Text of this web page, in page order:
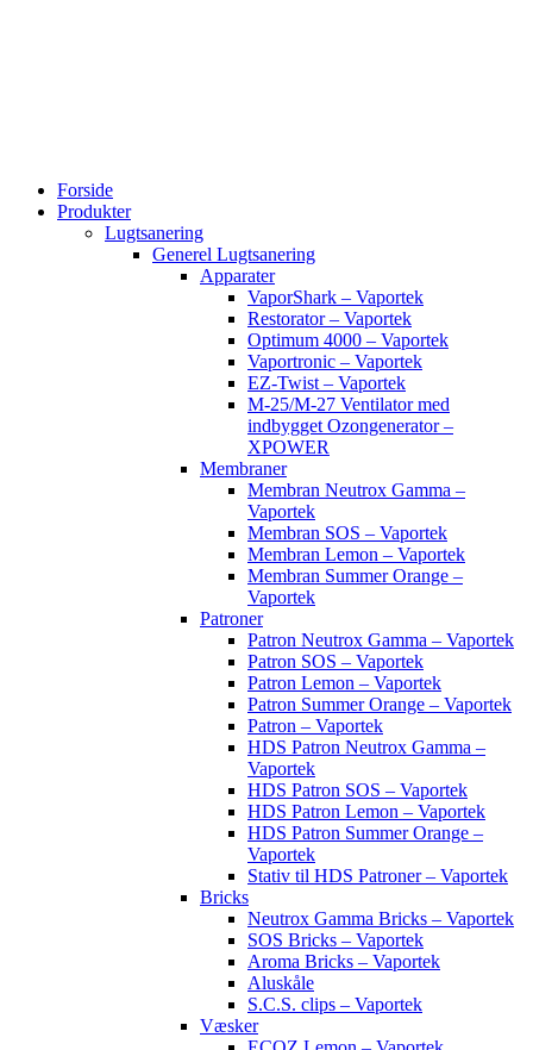
Forside
Produkter
Lugtsanering
Generel Lugtsanering
Apparater
VaporShark – Vaportek
Restorator – Vaportek
Optimum 4000 – Vaportek
Vaportronic – Vaportek
EZ-Twist – Vaportek
M-25/M-27 Ventilator med
indbygget Ozongenerator –
XPOWER
Membraner
Membran Neutrox Gamma –
Vaportek
Membran SOS – Vaportek
Membran Lemon – Vaportek
Membran Summer Orange –
Vaportek
Patroner
Patron Neutrox Gamma – Vaportek
Patron SOS – Vaportek
Patron Lemon – Vaportek
Patron Summer Orange – Vaportek
Patron – Vaportek
HDS Patron Neutrox Gamma –
Vaportek
HDS Patron SOS – Vaportek
HDS Patron Lemon – Vaportek
HDS Patron Summer Orange –
Vaportek
Stativ til HDS Patroner – Vaportek
Bricks
Neutrox Gamma Bricks – Vaportek
SOS Bricks – Vaportek
Aroma Bricks – Vaportek
Aluskåle
S.C.S. clips – Vaportek
Væsker